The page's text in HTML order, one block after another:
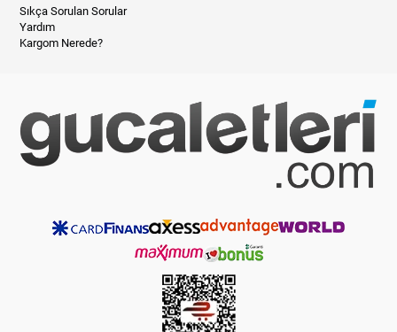
Sıkça Sorulan Sorular
Yardım
Kargom Nerede?